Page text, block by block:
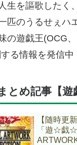
生を謳歌したく
匹のうるせぇハ
の遊戯王(OCG
る情報を発信中
とめ記事【遊
【随時更
「遊☆戯